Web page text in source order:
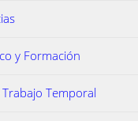
y Formación
Temporal